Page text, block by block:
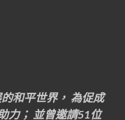
和平世界， 為促成
力； 並曾邀請51位